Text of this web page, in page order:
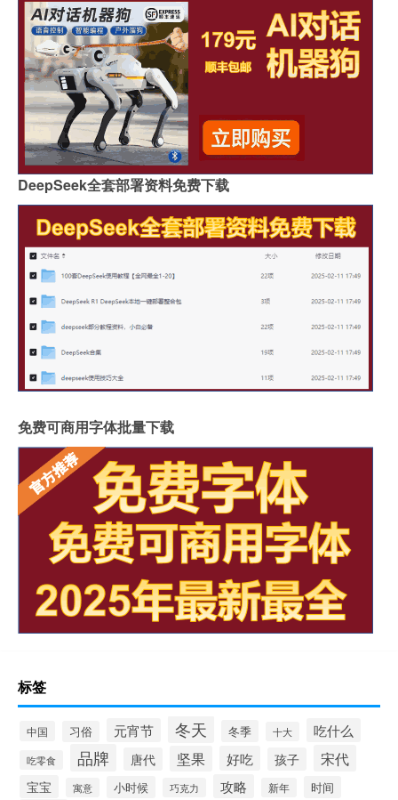
DeepSeek全套部署资料免费下载
免费可商用字体批量下载
标签
中国 习俗 元宵节 冬天 冬季 十大 吃什么
吃零食 品牌 唐代 坚果 好吃 孩子 宋代
宝宝 寓意 小时候 巧克力 攻略 新年 时间